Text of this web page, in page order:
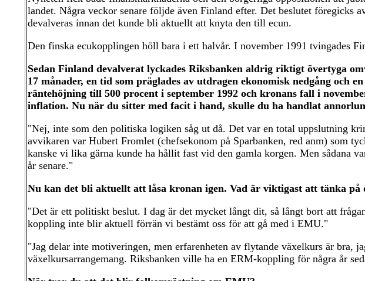
landet. Några veckor senare följde även Finland efter. Det beslutet föregicks
devalveras innan det kunde bli aktuellt att knyta den till ecun.
Den finska ecukopplingen höll bara i ett halvår. I november 1991 tvingades
Sedan Finland devalverat lyckades Riksbanken aldrig riktigt övertyga
17 månader, en tid som präglades av utdragen ekonomisk nedgång
räntehöjning till 500 procent i september 1992 och kronans fall i
inflation. Nu när du sitter med facit i hand, skulle du ha handlat
"Nej, inte som den politiska logiken såg ut då. Det var en total uppslutning
avvikaren var Hubert Fromlet (chefsekonom på Sparbanken, red anm) som
kanske vi lika gärna kunde ha hållit fast vid den gamla korgen. Men sådana
år senare."
Nu kan det bli aktuellt att låsa kronan igen. Vad är viktigast att tänka på
"Det är ett politiskt beslut. I dag är det mycket långt dit, så långt bort att
koppling inte blir aktuell förrän vi bestämt oss för att gå med i EMU."
"Jag delar inte motiveringen, men erfarenheten av flytande växelkurs är
växelkursarrangemang. Riksbanken ville ha en ERM-koppling för några år